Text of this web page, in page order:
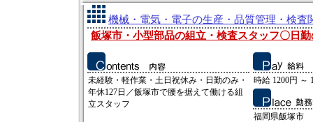
機械・電気・電子の生産・品質管理・検査
飯塚市・小型部品の組立・検査スタッフ〇日
未経験・軽作業・土日祝休み・日勤のみ・
年休127日／飯塚市で腰を据えて働ける組
立スタッフ
時給 1200円 ～
福岡県飯塚市